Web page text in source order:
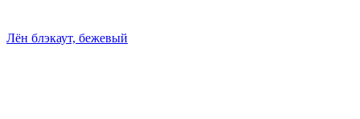
Лён блэкаут, бежевый